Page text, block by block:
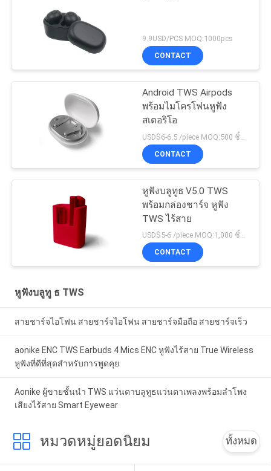
9.9USD/PCS MOQ:1000pcs
CONTACT
Android TWS Airpods
พร้อมไมโครโฟนหูฟัง
สเตอริโอ
CONTACT
หูฟังบลูทูธ V5.0 TWS
พร้อมกล่องชาร์จ หูฟัง
TWS ไร้สาย
USD$5-6 /piece MOQ:1,000 ชิ้นต่อรายการ
CONTACT
หูฟังบลูทู ธ TWS
สายชาร์จไอโฟน สายชาร์จไอโฟน สายชาร์จมือถือ สายชาร์จเร็ว
aonike ENC TWS Earbuds 4 Mics ENC หูฟังไร้สาย True Wireless
หูฟังที่ดีที่สุดสำหรับการพูดคุย
Aonike ผู้ขายชั้นนำ TWS แว่นตาบลูทูธแว่นตาเพลงพร้อมลำโพง
เสียงไร้สาย Smart Eyewear
หมวดหมู่ยอดนิยม ทั้งหมด